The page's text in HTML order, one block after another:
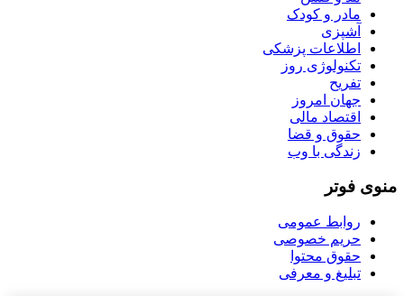
مادر و کودک
آشپزی
اطلاعات پزشکی
تکنولوژی روز
تفریح
جهان امروز
اقتصاد مالی
حقوق و قضا
زندگی با وب
منوی فوتر
روابط عمومی
حریم خصوصی
حقوق محتوا
تبلیغ و معرفی